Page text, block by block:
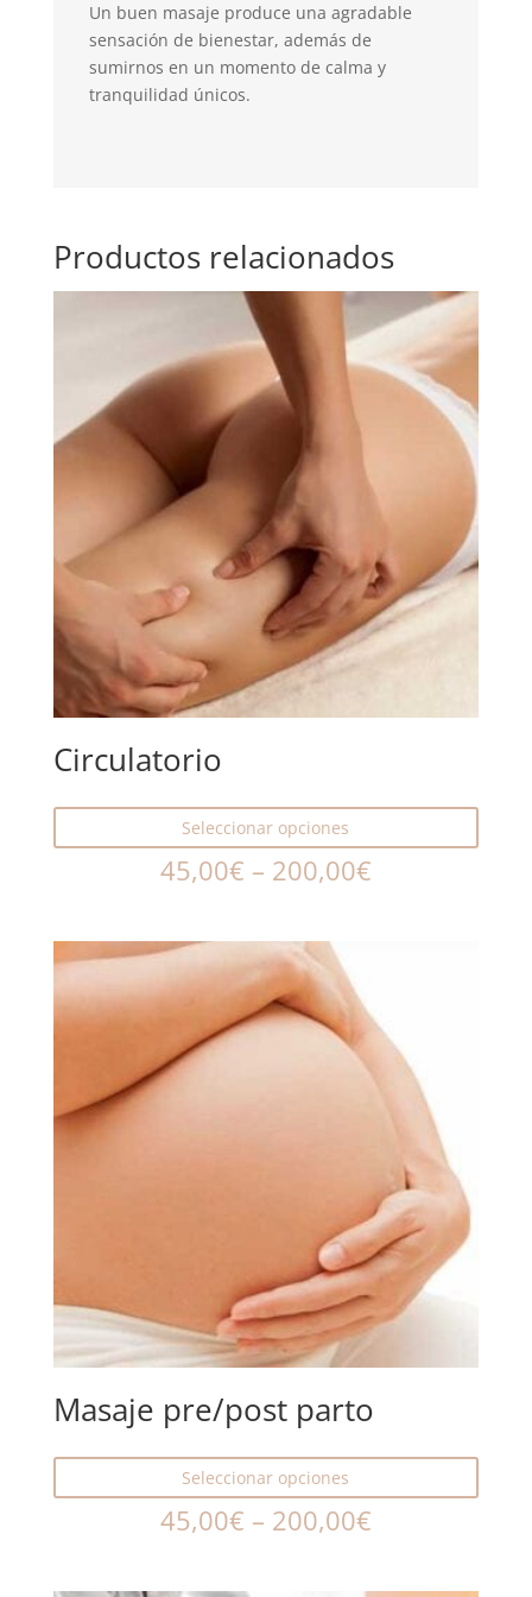
Un buen masaje produce una agradable
sensación de bienestar, además de
sumirnos en un momento de calma y
tranquilidad únicos.
Productos relacionados
Circulatorio
Seleccionar opciones
45,00€ – 200,00€
Masaje pre/post parto
Seleccionar opciones
45,00€ – 200,00€